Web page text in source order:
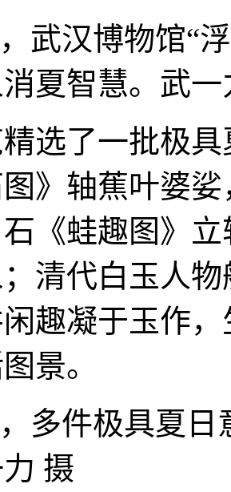
武汉博物馆“
夏智慧。武一
了一批极具
》轴蕉叶婆
《蛙趣图》
清代白玉人
趣凝于玉作
景。
多件极具夏
摄